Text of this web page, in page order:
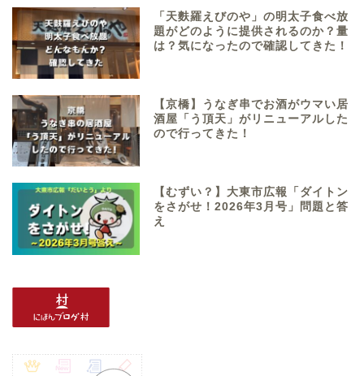
「天麩羅えびのや」の明太子食べ放
題がどのように提供されるのか？量
は？気になったので確認してきた！
【京橋】うなぎ串でお酒がウマい居
酒屋「う頂天」がリニューアルした
ので行ってきた！
【むずい？】大東市広報「ダイトン
をさがせ！2026年3月号」問題と答
え